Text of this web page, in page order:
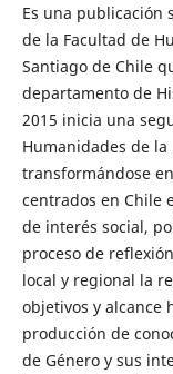
Es una
de la Facultad de
Santiago de Chile
departamento de
2015 inicia una
Humanidades de
transformándose
centrados en Chile
de interés social,
proceso de
local y regional la
objetivos y alcance
producción de
de Género y sus